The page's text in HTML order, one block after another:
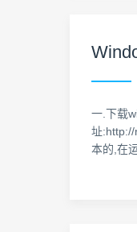
一.下载
址
本的,在